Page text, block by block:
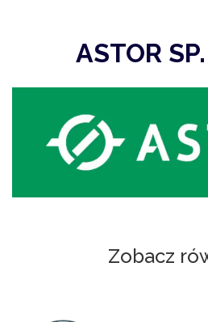
ASTOR
Zobacz